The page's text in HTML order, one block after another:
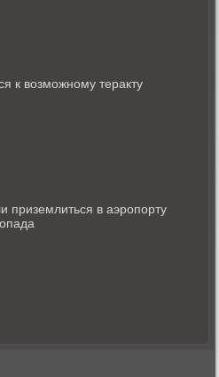
к возможному теракту
приземлиться в аэропорту